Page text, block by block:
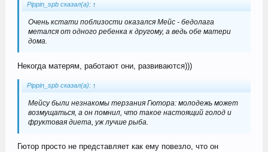
Pippin_spb сказал(а): ↑
Очень кстати поблизости оказался Мейс - бедолага
метался от одного ребенка к другому, а ведь обе матери
дома.
Некогда матерям, работают они, развиваются)))
Pippin_spb сказал(а): ↑
Мейсу были незнакомы терзания Гютора: молодежь может
возмущаться, а он помнил, что такое настоящий голод и
фруктовая диета, уж лучше рыба.
Гютор просто не представляет как ему повезло, что он